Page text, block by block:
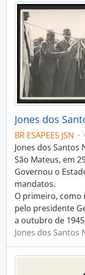
Jones dos
BR ESAPEES JSN ·
Jones dos Santos
São Mateus, em
Governou o
mandatos.
O primeiro,
pelo presidente
a outubro de
Jones dos Santos